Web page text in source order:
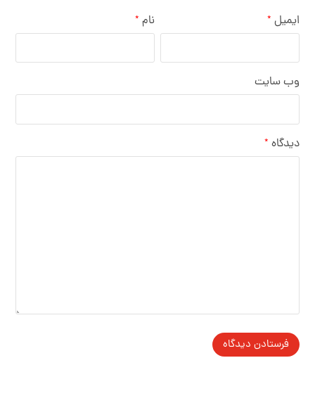
نام * ایمیل *
وب‌ سایت
دیدگاه *